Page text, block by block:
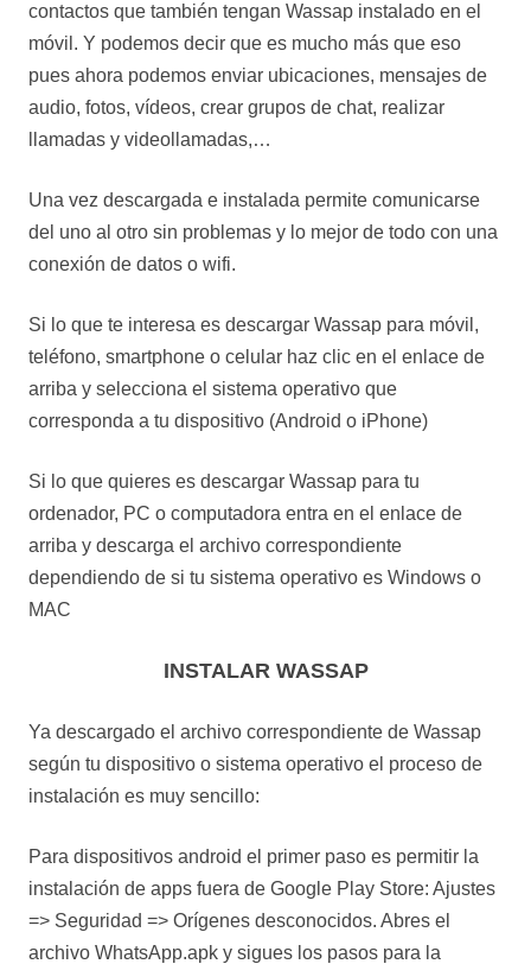
contactos que también tengan Wassap instalado en el
móvil. Y podemos decir que es mucho más que eso
pues ahora podemos enviar ubicaciones, mensajes de
audio, fotos, vídeos, crear grupos de chat, realizar
llamadas y videollamadas,…
Una vez descargada e instalada permite comunicarse
del uno al otro sin problemas y lo mejor de todo con una
conexión de datos o wifi.
Si lo que te interesa es descargar Wassap para móvil,
teléfono, smartphone o celular haz clic en el enlace de
arriba y selecciona el sistema operativo que
corresponda a tu dispositivo (Android o iPhone)
Si lo que quieres es descargar Wassap para tu
ordenador, PC o computadora entra en el enlace de
arriba y descarga el archivo correspondiente
dependiendo de si tu sistema operativo es Windows o
MAC
INSTALAR WASSAP
Ya descargado el archivo correspondiente de Wassap
según tu dispositivo o sistema operativo el proceso de
instalación es muy sencillo:
Para dispositivos android el primer paso es permitir la
instalación de apps fuera de Google Play Store: Ajustes
=> Seguridad => Orígenes desconocidos. Abres el
archivo WhatsApp.apk y sigues los pasos para la